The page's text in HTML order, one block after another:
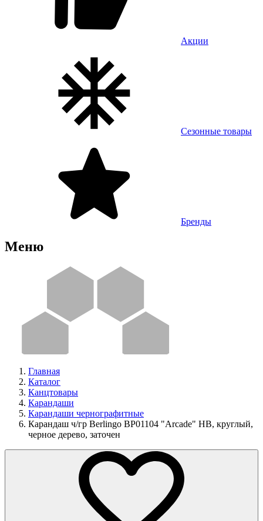
Акции
Сезонные товары
Бренды
Меню
Главная
Каталог
Канцтовары
Карандаши
Карандаши чернографитные
Карандаш ч/гр Berlingo BP01104 "Arcade" HB, круглый,
черное дерево, заточен